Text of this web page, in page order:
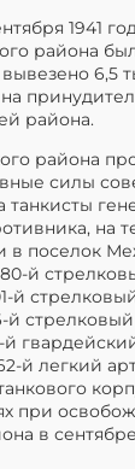
1941
района
6,5
района.
района
силы
танкисты
на
в поселок
й
й
й
й легкий
при
в